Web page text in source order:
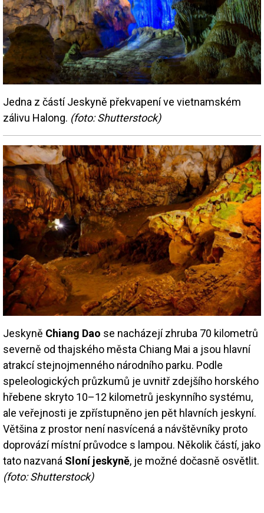
Jedna z částí Jeskyně překvapení ve vietnamském
zálivu Halong. (foto: Shutterstock)
Jeskyně Chiang Dao se nacházejí zhruba 70 kilometrů
severně od thajského města Chiang Mai a jsou hlavní
atrakcí stejnojmenného národního parku. Podle
speleologických průzkumů je uvnitř zdejšího horského
hřebene skryto 10–12 kilometrů jeskynního systému,
ale veřejnosti je zpřístupněno jen pět hlavních jeskyní.
Většina z prostor není nasvícená a návštěvníky proto
doprovází místní průvodce s lampou. Několik částí, jako
tato nazvaná Sloní jeskyně, je možné dočasně osvětlit.
(foto: Shutterstock)